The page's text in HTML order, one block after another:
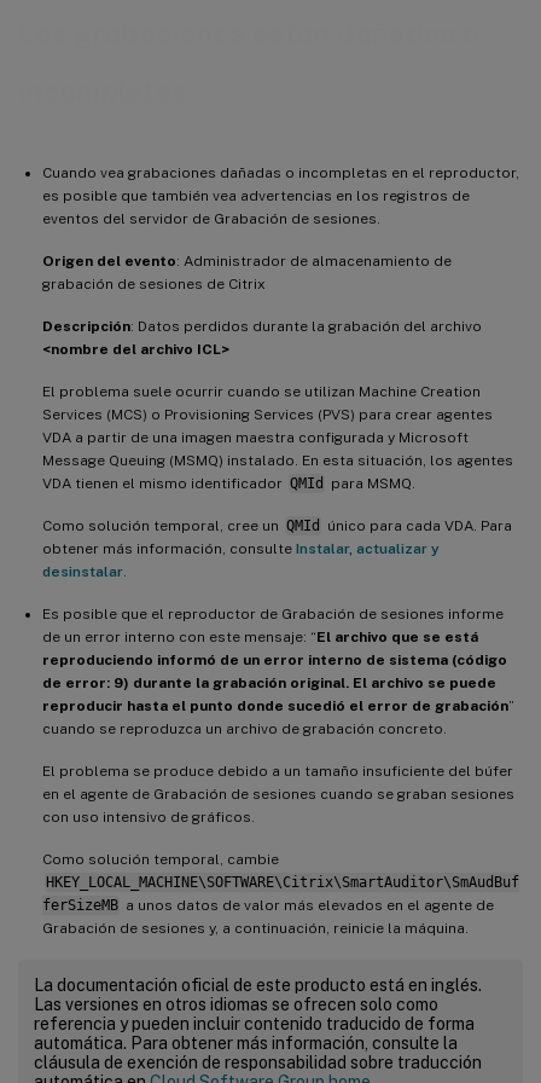
Cuando vea grabaciones dañadas o incompletas en el reproductor,
es posible que también vea advertencias en los registros de
eventos del servidor de Grabación de sesiones.
Origen del evento: Administrador de almacenamiento de
grabación de sesiones de Citrix
Descripción: Datos perdidos durante la grabación del archivo
<nombre del archivo ICL>
El problema suele ocurrir cuando se utilizan Machine Creation
Services (MCS) o Provisioning Services (PVS) para crear agentes
VDA a partir de una imagen maestra configurada y Microsoft
Message Queuing (MSMQ) instalado. En esta situación, los agentes
VDA tienen el mismo identificador QMId para MSMQ.
Como solución temporal, cree un QMId
único para cada VDA. Para
obtener más información, consulte Instalar, actualizar y
desinstalar
Es posible que el reproductor de Grabación de sesiones informe
de un error interno con este mensaje: “El archivo que se está
reproduciendo informó de un error interno de sistema (código
de error: 9) durante la grabación original. El archivo se puede
reproducir hasta el punto donde sucedió el error de grabación”
cuando se reproduzca un archivo de grabación concreto.
El problema se produce debido a un tamaño insuficiente del búfer
en el agente de Grabación de sesiones cuando se graban sesiones
con uso intensivo de gráficos.
Como solución temporal, cambie
HKEY_LOCAL_MACHINE\SOFTWARE\Citrix\SmartAuditor\SmAudBuf
ferSizeMB a unos datos de valor más elevados en el agente de
Grabación de sesiones y, a continuación, reinicie la máquina.
La documentación oficial de este producto está en inglés.
Las versiones en otros idiomas se ofrecen solo como
referencia y pueden incluir contenido traducido de forma
automática. Para obtener más información, consulte la
cláusula de exención de responsabilidad sobre traducción